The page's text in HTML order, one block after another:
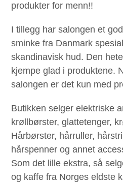
produkter for menn!!
I tillegg har salongen et
sminke fra Danmark
skandinavisk hud. Den
kjempe glad i produktene.
salongen er det kun med
Butikken selger elektriske
krøllbørster, glattetenger,
Hårbørster, hårruller,
hårspenner og annet
Som det lille ekstra, så
og kaffe fra Norges eldste